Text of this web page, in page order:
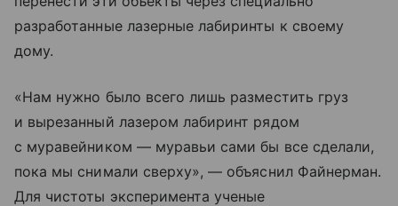
разработанные лазерные лабиринты к своему
дому.
«Нам нужно было всего лишь разместить груз
и вырезанный лазером лабиринт рядом
с муравейником — муравьи сами бы все сделали,
пока мы снимали сверху», — объяснил Файнерман.
Для чистоты эксперимента ученые